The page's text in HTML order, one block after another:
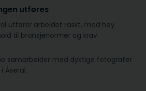
utføres
utfører arbeidet raskt, med høy
til bransje­normer og krav.
samarbeider med dyktige fotografer
Åseral.